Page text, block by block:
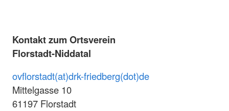
Kontakt zum Ortsverein
Florstadt-Niddatal
ovflorstadt(at)drk-friedberg(dot)de
Mittelgasse 10
61197 Florstadt